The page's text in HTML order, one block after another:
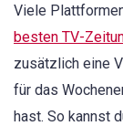
Viele
besten TV-
zusätzlich eine
für das
hast. So kannst